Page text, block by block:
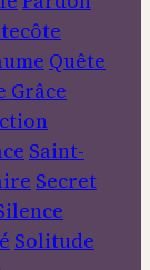
Quête
Grâce
Saint-
Secret
Solitude